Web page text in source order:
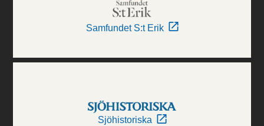
Samfundet S:t Erik
Sjöhistoriska